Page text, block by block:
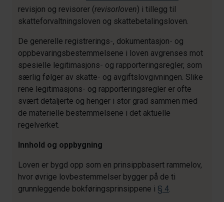
revisjon og revisorer (revisorloven) i tillegg til
skatteforvaltningsloven og skattebetalingsloven.
De generelle registrerings-, dokumentasjon- og
oppbevaringsbestemmelsene i loven avgrenses mot
spesielle legitimasjons- og rapporteringsregler, som
særlig følger av skatte- og avgiftslovgivningen. Slike
rene legitimasjons- og rapporteringsregler er ofte
svært detaljerte og henger i stor grad sammen med
de materielle bestemmelsene i det aktuelle
regelverket.
Innhold og oppbygning
Loven er bygd opp som en prinsippbasert rammelov,
hvor øvrige lovbestemmelser bygger på de ti
grunnleggende bokføringsprinsippene i § 4.